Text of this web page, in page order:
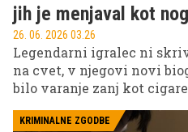
jih je menjaval kot
26. 06. 2026 03.26
Legendarni igralec ni
na cvet, v njegovi novi
bilo varanje zanj kot
KRIMINALNE ZGODBE